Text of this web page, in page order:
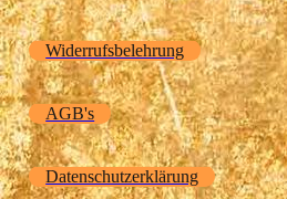
Widerrufsbelehrung
AGB's
Datenschutzerklärung